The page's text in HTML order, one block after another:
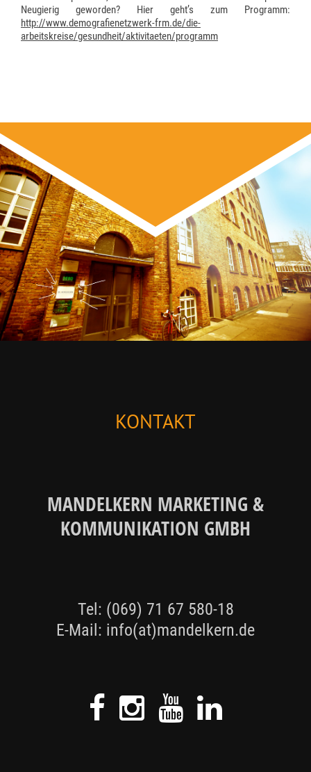
Neugierig geworden? Hier geht’s zum Programm:
http://www.demografienetzwerk-frm.de/die-
arbeitskreise/gesundheit/aktivitaeten/programm
KONTAKT
MANDELKERN MARKETING &
KOMMUNIKATION GMBH
Tel: (069) 71 67 580-18
E-Mail: info(at)mandelkern.de